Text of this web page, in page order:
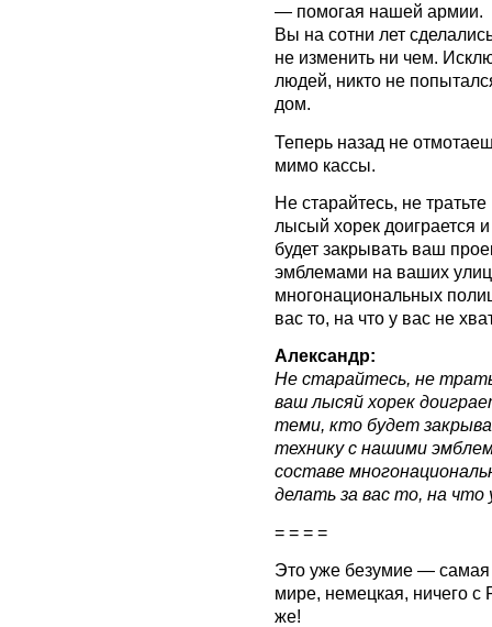
— помогая нашей армии.
Вы на сотни лет
не изменить ни чем.
людей, никто не
дом.
Теперь назад не
мимо кассы.
Не старайтесь, не
лысый хорек доиграется
будет закрывать ваш
эмблемами на ваших
многонациональных
вас то, на что у вас не
Александр:
Не старайтесь, не
ваш лысяй хорек
теми, кто будет
технику с нашими
составе
делать за вас то, на что
= = = =
Это уже безумие —
мире, немецкая, ничего с
же!